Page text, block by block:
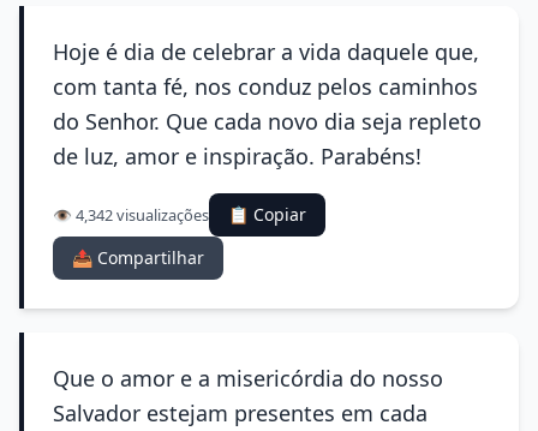
Hoje é dia de celebrar a vida daquele que,
com tanta fé, nos conduz pelos caminhos
do Senhor. Que cada novo dia seja repleto
de luz, amor e inspiração. Parabéns!
👁️ 4,342 visualizações
📋 Copiar
📤 Compartilhar
Que o amor e a misericórdia do nosso
Salvador estejam presentes em cada